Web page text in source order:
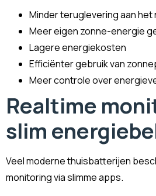
Minder teruglevering aan het
Meer eigen zonne-energie
Lagere energiekosten
Efficiënter gebruik van
Meer controle over
Realtime
slim
Veel moderne thuisbatterijen
monitoring via slimme apps.